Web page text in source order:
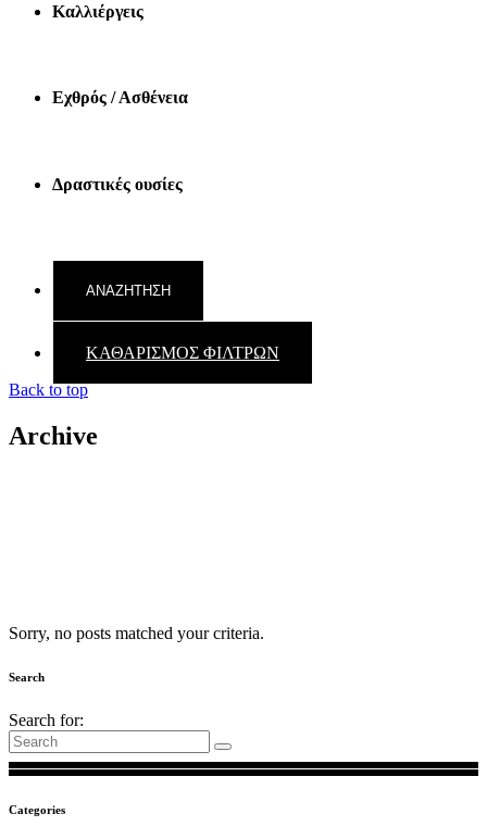
Καλλιέργεις
Εχθρός / Ασθένεια
Δραστικές ουσίες
ΚΑΘΑΡΙΣΜΟΣ ΦΙΛΤΡΩΝ
Back to top
Archive
Sorry, no posts matched your criteria.
Search
Search for:
Categories